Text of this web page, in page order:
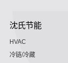
沈氏节能
HVAC
冷链/冷藏